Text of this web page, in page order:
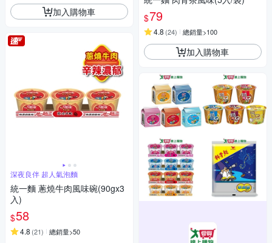
加入購物車
深夜良伴 超人氣泡麵
統一麵 蔥燒牛肉風味碗(90gx3
入)
$58
4.8 (21) 總銷量>50
$79
4.8 (24) 總銷量>100
加入購物車